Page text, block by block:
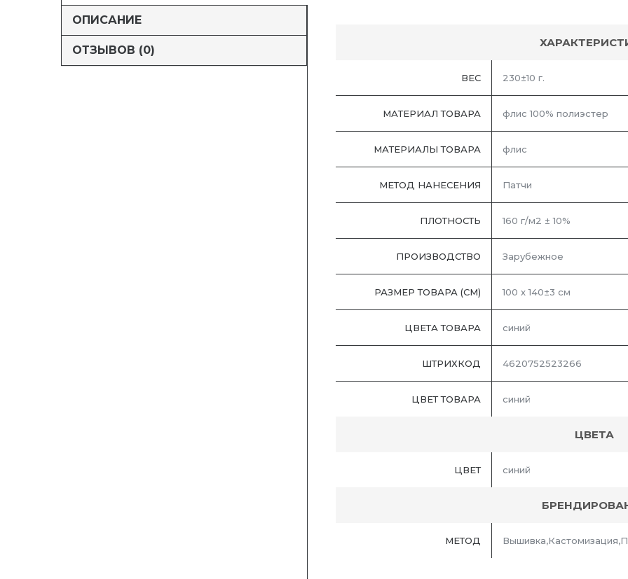
ОПИСАНИЕ
ОТЗЫВОВ (0)
ВЕС 230±10 г.
МАТЕРИАЛ ТОВАРА флис 100% полиэстер
МАТЕРИАЛЫ ТОВАРА флис
МЕТОД НАНЕСЕНИЯ Патчи
ПЛОТНОСТЬ 160 г/м2 ± 10%
ПРОИЗВОДСТВО Зарубежное
РАЗМЕР ТОВАРА (СМ) 100 х 140±3 см
ЦВЕТА ТОВАРА синий
ШТРИХКОД 4620752523266
ЦВЕТ ТОВАРА синий
ЦВЕТА
ЦВЕТ синий
МЕТОД